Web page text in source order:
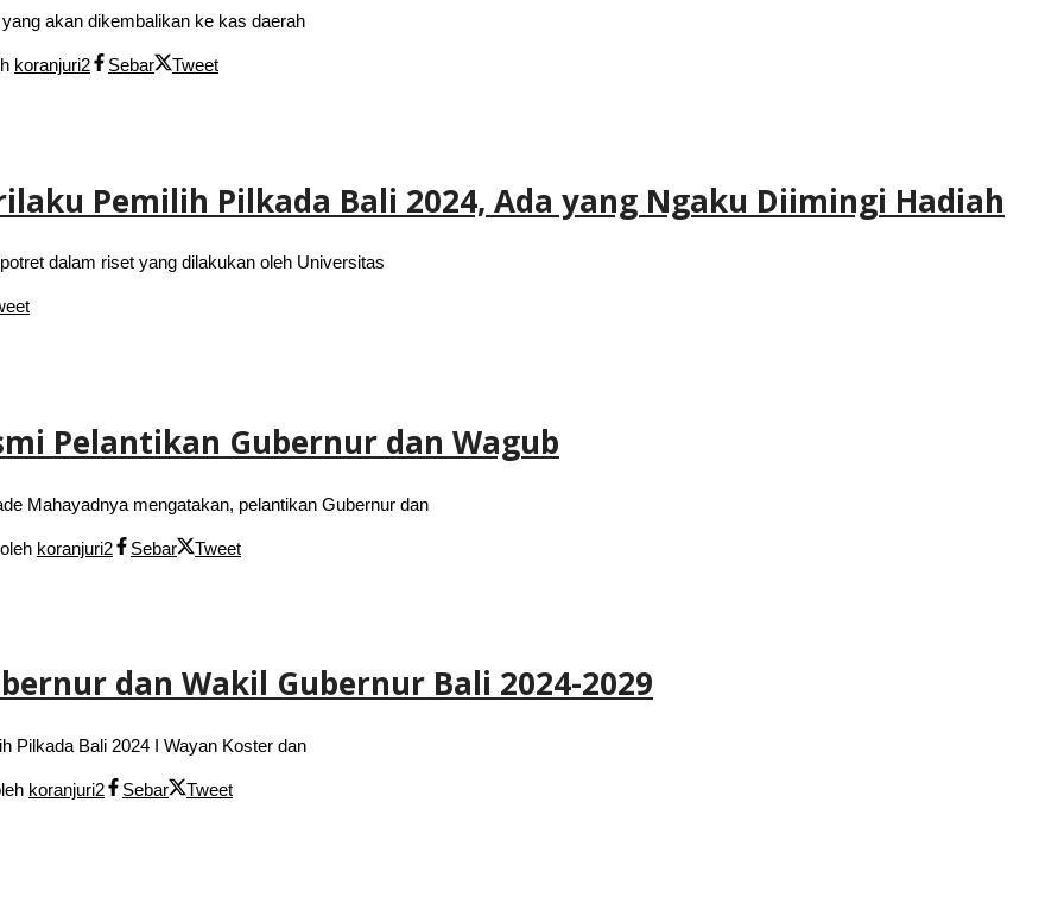
akan dikembalikan ke kas daerah
koranjuri2 Sebar Tweet
Pemilih Pilkada Bali 2024, Ada yang Ngaku Diimingi Hadiah
dalam riset yang dilakukan oleh Universitas
Pelantikan Gubernur dan Wagub
Mahayadnya mengatakan, pelantikan Gubernur dan
oleh koranjuri2 Sebar Tweet
dan Wakil Gubernur Bali 2024-2029
Pilkada Bali 2024 I Wayan Koster dan
koranjuri2 Sebar Tweet